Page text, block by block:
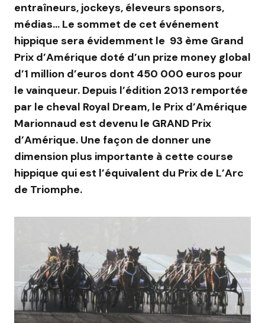
entraîneurs, jockeys, éleveurs sponsors,
médias… Le sommet de cet événement
hippique sera évidemment le 93 ème Grand
Prix d’Amérique doté d’un prize money global
d’1 million d’euros dont 450 000 euros pour
le vainqueur. Depuis l’édition 2013 remportée
par le cheval Royal Dream, le Prix d’Amérique
Marionnaud est devenu le GRAND Prix
d’Amérique. Une façon de donner une
dimension plus importante à cette course
hippique qui est l’équivalent du Prix de L’Arc
de Triomphe.